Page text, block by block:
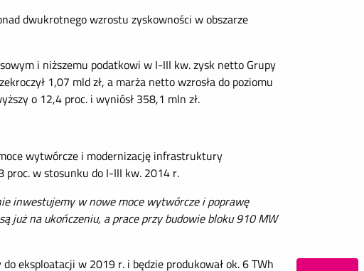
dwukrotnego wzrostu zyskowności w obszarze
i niższemu podatkowi w I-III kw. zysk netto Grupy
1,07 mld zł, a marża netto wzrosła do poziomu
o 12,4 proc. i wyniósł 358,1 mln zł.
wytwórcze i modernizację infrastruktury
proc. w stosunku do I-III kw. 2014 r.
inwestujemy w nowe moce wytwórcze i poprawę
już na ukończeniu, a prace przy budowie bloku 910 MW
eksploatacji w 2019 r. i będzie produkował ok. 6 TWh